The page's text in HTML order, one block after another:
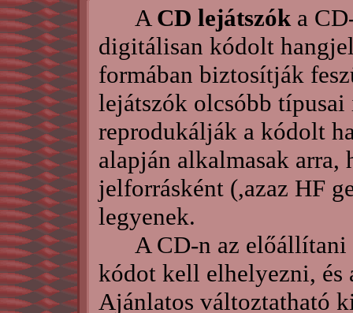
ACD lejátszóka
digitálisan kódolt
formában biztosítják
lejátszók olcsóbb
reprodukálják a kódolt
alapján alkalmasak arra,
jelforrásként (,azaz HF
legyenek.
A CD-n az előállítani
kódot kell elhelyezni, és
Ajánlatos változtatható